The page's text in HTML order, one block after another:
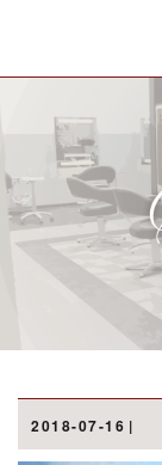
トップ
NAIL
ネイル
STYLE
スタイル
メニュー
リクルート
2018-07-16